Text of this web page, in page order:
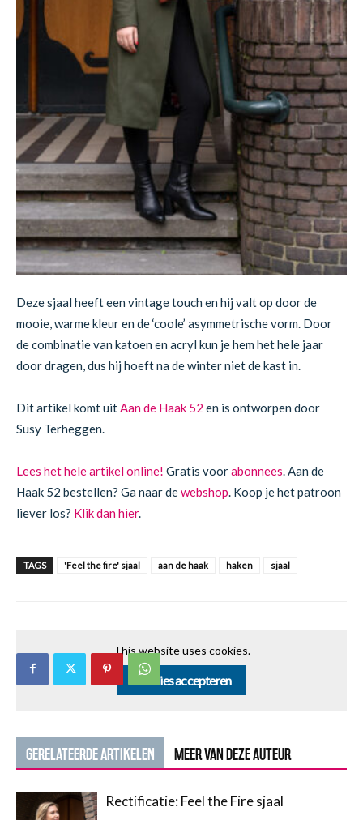
Deze sjaal heeft een vintage touch en hij valt op door de
mooie, warme kleur en de ‘coole’ asymmetrische vorm. Door
de combinatie van katoen en acryl kun je hem het hele jaar
door dragen, dus hij hoeft na de winter niet de kast in.
Dit artikel komt uit Aan de Haak 52 en is ontworpen door
Susy Terheggen
Lees het hele artikel online! Gratis voorabonnees . Aan de
Haak 52 bestellen? Ga naar dewebshop . Koop je het patroon
liever los? Klik dan hier.
TAGS 'Feel the fire' sjaal aan de haak haken sjaal
This website uses cookies.
Cookies accepteren
GERELATEERDE ARTIKELEN MEER VAN DEZE AUTEUR
Rectificatie: Feel the Fire sjaal